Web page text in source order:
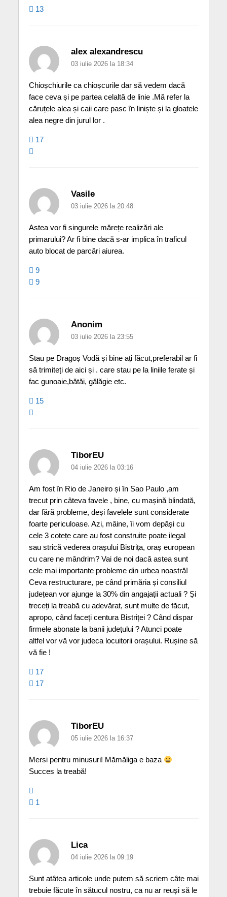
13
alex alexandrescu
03 iulie 2026 la 18:34
Chioșchiurile ca chioșcurile dar să vedem dacă
face ceva și pe partea celaltă de linie .Mă refer la
căruțele alea și caii care pasc în liniște și la gloatele
alea negre din jurul lor .
17
Vasile
03 iulie 2026 la 20:48
Astea vor fi singurele mărețe realizări ale
primarului? Ar fi bine dacă s-ar implica în traficul
auto blocat de parcări aiurea.
9
9
Anonim
03 iulie 2026 la 23:55
Stau pe Dragoș Vodă și bine ați făcut,preferabil ar fi
să trimiteți de aici și . care stau pe la liniile ferate și
fac gunoaie,bătăi, gălăgie etc.
15
TiborEU
04 iulie 2026 la 03:16
Am fost în Rio de Janeiro și în Sao Paulo ,am
trecut prin câteva favele , bine, cu mașină blindată,
dar fără probleme, deși favelele sunt considerate
foarte periculoase. Azi, mâine, îi vom depăși cu
cele 3 cotețe care au fost construite poate ilegal
sau strică vederea orașului Bistrița, oraș european
cu care ne mândrim? Vai de noi dacă astea sunt
cele mai importante probleme din urbea noastră!
Ceva restructurare, pe când primăria și consiliul
județean vor ajunge la 30% din angajații actuali ? Și
treceți la treabă cu adevărat, sunt multe de făcut,
apropo, când faceți centura Bistriței ? Când dispar
firmele abonate la banii județului ? Atunci poate
altfel vor vă vor judeca locuitorii orașului. Rușine să
vă fie !
17
17
TiborEU
05 iulie 2026 la 16:37
Mersi pentru minusuri! Mămăliga e baza
Succes la treabă!
1
Lica
04 iulie 2026 la 09:19
Sunt atâtea articole unde putem să scriem câte mai
trebuie făcute în sătucul nostru, ca nu ar reuși să le